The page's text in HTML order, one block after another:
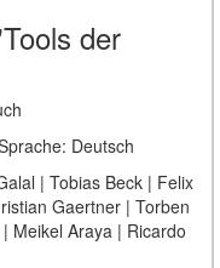
der
Deutsch
| Tobias Beck | Felix
Gaertner | Torben
Meikel Araya | Ricardo